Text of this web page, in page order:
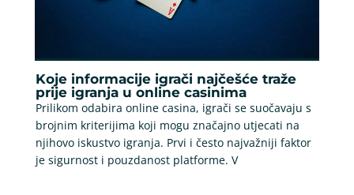
Koje informacije igrači najčešće traže
prije igranja u online casinima
Prilikom odabira online casina, igrači se suočavaju s
brojnim kriterijima koji mogu značajno utjecati na
njihovo iskustvo igranja. Prvi i često najvažniji faktor
je sigurnost i pouzdanost platforme. V